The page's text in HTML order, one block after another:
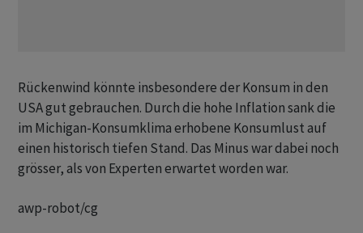
Rückenwind könnte insbesondere der Konsum in den
USA gut gebrauchen. Durch die hohe Inflation sank die
im Michigan-Konsumklima erhobene Konsumlust auf
einen historisch tiefen Stand. Das Minus war dabei noch
grösser, als von Experten erwartet worden war.
awp-robot/cg